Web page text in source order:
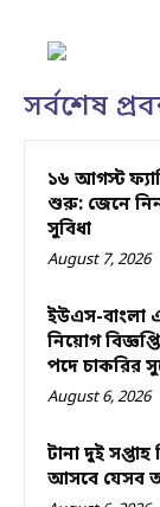
সর্বশেষ
১৬ আগস্ট
শুরু: জেনে
সুবিধা
August 7, 2026
ইউএস-বাংলা
নিয়োগ
পদে চাকরির
August 6, 2026
টানা দুই
আসবে যেসব